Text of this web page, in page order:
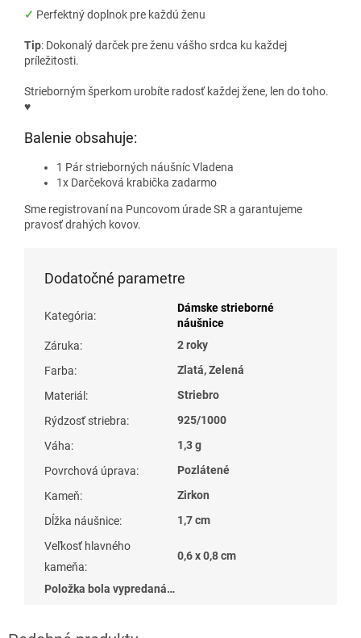
✓ Perfektný doplnok pre každú ženu
Tip: Dokonalý darček pre ženu vášho srdca ku každej
príležitosti.
Strieborným šperkom urobíte radosť každej žene, len do toho.
♥
Balenie obsahuje:
1 Pár strieborných náušníc Vladena
1x Darčeková krabička zadarmo
Sme registrovaní na Puncovom úrade SR a garantujeme
pravosť drahých kovov.
Dodatočné parametre
Kategória:
Dámske strieborné
náušnice
Záruka:
2 roky
Farba:
Zlatá, Zelená
Materiál :
Striebro
Rýdzosť striebra:
925/1000
Váha:
1,3 g
Povrchová úprava:
Pozlátené
Kameň:
Zirkon
Dĺžka náušnice:
1,7 cm
Veľkosť hlavného
kameňa:
0,6 x 0,8 cm
Položka bola vypredaná…